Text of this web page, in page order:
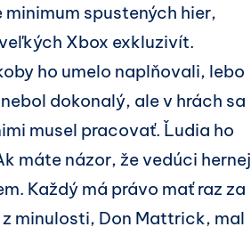
spustených hier,
Xbox exkluzivít.
ho umelo naplňovali, lebo
dokonalý, ale v hrách sa
musel pracovať. Ľudia ho
máte názor, že vedúci hernej
Každý má právo mať raz za
minulosti, Don Mattrick, mal